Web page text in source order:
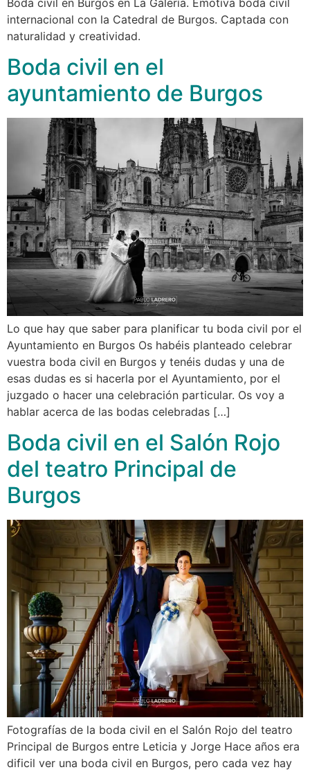
Boda civil en Burgos en La Galería. Emotiva boda civil
internacional con la Catedral de Burgos. Captada con
naturalidad y creatividad.
Boda civil en el
ayuntamiento de Burgos
Lo que hay que saber para planificar tu boda civil por el
Ayuntamiento en Burgos Os habéis planteado celebrar
vuestra boda civil en Burgos y tenéis dudas y una de
esas dudas es si hacerla por el Ayuntamiento, por el
juzgado o hacer una celebración particular. Os voy a
hablar acerca de las bodas celebradas […]
Boda civil en el Salón Rojo
del teatro Principal de
Burgos
Fotografías de la boda civil en el Salón Rojo del teatro
Principal de Burgos entre Leticia y Jorge Hace años era
dificil ver una boda civil en Burgos, pero cada vez hay